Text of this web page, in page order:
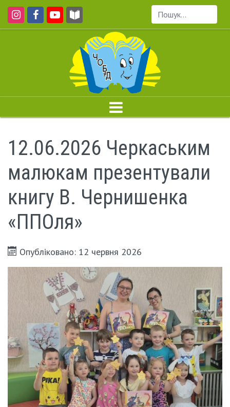
Пошук...
12.06.2026 Черкаським
малюкам презентували
книгу В. Чернишенка
«ППОля»
Опубліковано: 12 червня 2026